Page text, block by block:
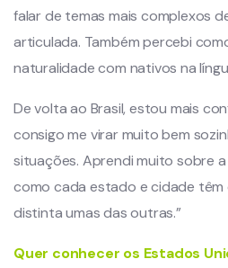
falar de temas mais complexos
articulada. Também percebi
naturalidade com nativos na
De volta ao Brasil, estou mais
consigo me virar muito bem
situações. Aprendi muito sobre
como cada estado e cidade
distinta umas das outras.”
Quer conhecer os Estados